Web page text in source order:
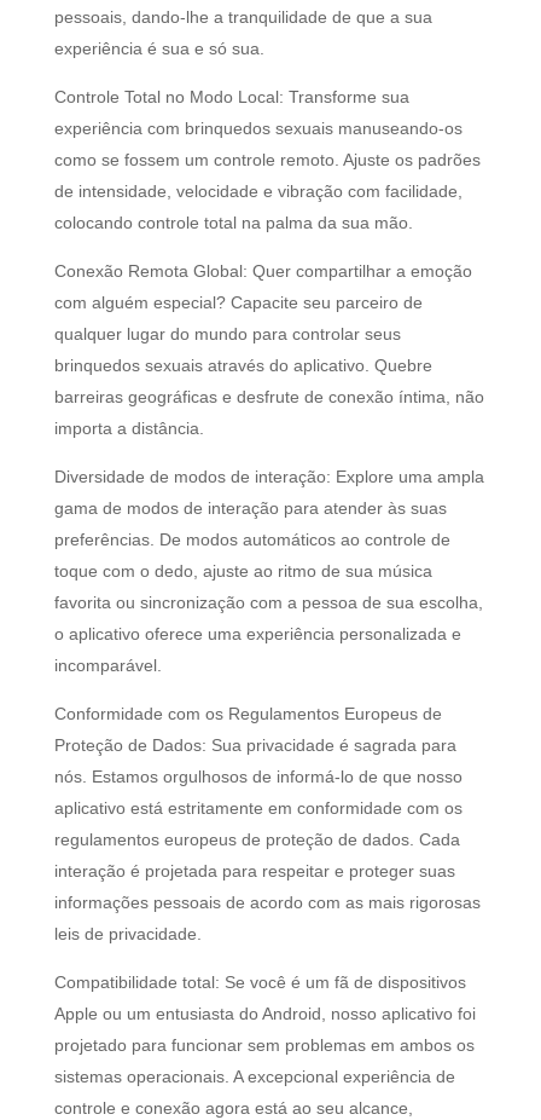
pessoais, dando-lhe a tranquilidade de que a sua
experiência é sua e só sua.
Controle Total no Modo Local: Transforme sua
experiência com brinquedos sexuais manuseando-os
como se fossem um controle remoto. Ajuste os padrões
de intensidade, velocidade e vibração com facilidade,
colocando controle total na palma da sua mão.
Conexão Remota Global: Quer compartilhar a emoção
com alguém especial? Capacite seu parceiro de
qualquer lugar do mundo para controlar seus
brinquedos sexuais através do aplicativo. Quebre
barreiras geográficas e desfrute de conexão íntima, não
importa a distância.
Diversidade de modos de interação: Explore uma ampla
gama de modos de interação para atender às suas
preferências. De modos automáticos ao controle de
toque com o dedo, ajuste ao ritmo de sua música
favorita ou sincronização com a pessoa de sua escolha,
o aplicativo oferece uma experiência personalizada e
incomparável.
Conformidade com os Regulamentos Europeus de
Proteção de Dados: Sua privacidade é sagrada para
nós. Estamos orgulhosos de informá-lo de que nosso
aplicativo está estritamente em conformidade com os
regulamentos europeus de proteção de dados. Cada
interação é projetada para respeitar e proteger suas
informações pessoais de acordo com as mais rigorosas
leis de privacidade.
Compatibilidade total: Se você é um fã de dispositivos
Apple ou um entusiasta do Android, nosso aplicativo foi
projetado para funcionar sem problemas em ambos os
sistemas operacionais. A excepcional experiência de
controle e conexão agora está ao seu alcance,